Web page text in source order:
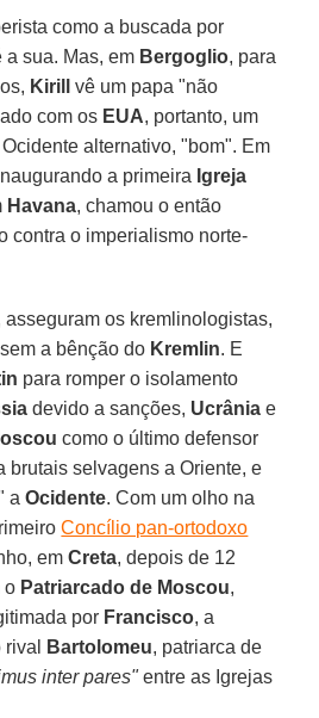
como a buscada por
a sua. Mas, em Bergoglio, para
Kirill
vê um papa "não
com os EUA, portanto, um
alternativo, "bom". Em
a primeira Igreja
Havana, chamou o então
contra o imperialismo norte-
asseguram os kremlinologistas,
a bênção do Kremlin. E
para romper o isolamento
devido a sanções, Ucrânia e
como o último defensor
brutais selvagens a Oriente, e
aOcidente. Com um olho na
Concílio pan-ortodoxo
emCreta, depois de 12
o Patriarcado de Moscou,
por Francisco, a
Bartolomeu, patriarca de
inter pares"entre as Igrejas